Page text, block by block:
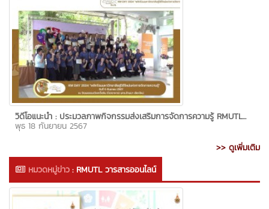
วิดีโอแนะนำ : ประมวลภาพกิจกรรมส่งเสริมการจัดการความรู้ RMUTL...
พุธ 18 กันยายน 2567
>> ดูเพิ่มเติม
หมวดหมู่ข่าว: RMUTL วารสารออนไลน์